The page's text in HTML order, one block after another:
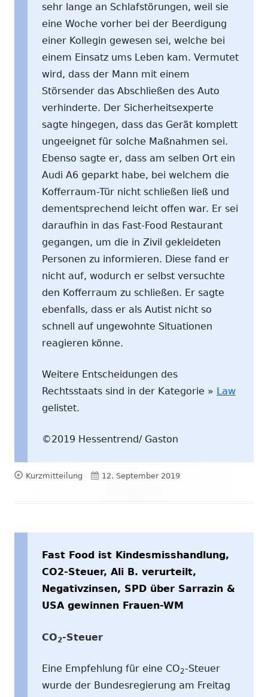
sehr lange an Schlafstörungen, weil sie
eine Woche vorher bei der Beerdigung
einer Kollegin gewesen sei, welche bei
einem Einsatz ums Leben kam. Vermutet
wird, dass der Mann mit einem
Störsender das Abschließen des Auto
verhinderte. Der Sicherheitsexperte
sagte hingegen, dass das Gerät komplett
ungeeignet für solche Maßnahmen sei.
Ebenso sagte er, dass am selben Ort ein
Audi A6 geparkt habe, bei welchem die
Kofferraum-Tür nicht schließen ließ und
dementsprechend leicht offen war. Er sei
daraufhin in das Fast-Food Restaurant
gegangen, um die in Zivil gekleideten
Personen zu informieren. Diese fand er
nicht auf, wodurch er selbst versuchte
den Kofferraum zu schließen. Er sagte
ebenfalls, dass er als Autist nicht so
schnell auf ungewohnte Situationen
reagieren könne.
Weitere Entscheidungen des
Rechtsstaats sind in der Kategorie » Law
gelistet.
©2019 Hessentrend/ Gaston
Format
Kurzmitteilung Veröffentlicht
12. September 2019
Fast Food ist Kindesmisshandlung,
CO2-Steuer, Ali B. verurteilt,
Negativzinsen, SPD über Sarrazin &
USA gewinnen Frauen-WM
CO2-Steuer
Eine Empfehlung für eine CO2-Steuer
wurde der Bundesregierung am Freitag